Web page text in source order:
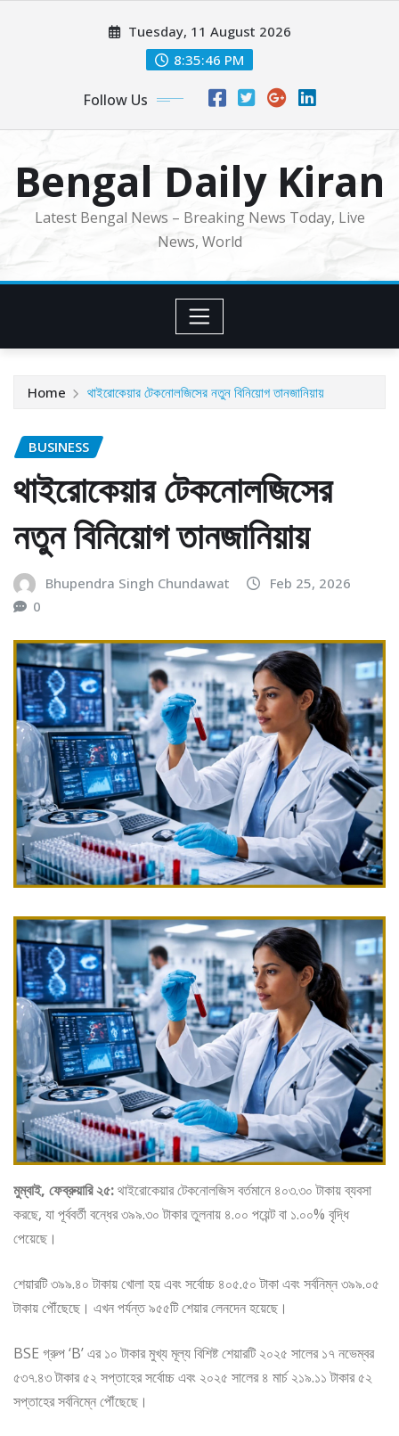
Tuesday, 11 August 2026
8:35:48 PM
Follow Us
Bengal Daily Kiran
Latest Bengal News – Breaking News Today, Live
News, World
Home থাইরোকেয়ার টেকনোলজিসের নতুন বিনিয়োগ তানজানিয়ায়
BUSINESS
থাইরোকেয়ার টেকনোলজিসের
নতুন বিনিয়োগ তানজানিয়ায়
Bhupendra Singh Chundawat
Feb 25, 2026
0
মুম্বাই, ফেব্রুয়ারি ২৫:থাইরোকেয়ার টেকনোলজিস বর্তমানে ৪০৩.৩০ টাকায় ব্যবসা
করছে, যা পূর্ববর্তী বন্ধের ৩৯৯.৩০ টাকার তুলনায় ৪.০০ পয়েন্ট বা ১.০০% বৃদ্ধি
পেয়েছে।
শেয়ারটি ৩৯৯.৪০ টাকায় খোলা হয় এবং সর্বোচ্চ ৪০৫.৫০ টাকা এবং সর্বনিম্ন ৩৯৯.০৫
টাকায় পৌঁছেছে। এখন পর্যন্ত ৯৫৫টি শেয়ার লেনদেন হয়েছে।
BSE গ্রুপ ‘B’ এর ১০ টাকার মুখ্য মূল্য বিশিষ্ট শেয়ারটি ২০২৫ সালের ১৭ নভেম্বর
৫৩৭.৪৩ টাকার ৫২ সপ্তাহের সর্বোচ্চ এবং ২০২৫ সালের ৪ মার্চ ২১৯.১১ টাকার ৫২
সপ্তাহের সর্বনিম্নে পৌঁছেছে।